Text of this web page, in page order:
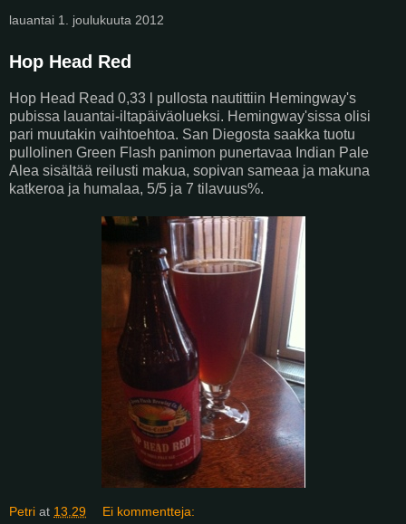
lauantai 1. joulukuuta 2012
Hop Head Red
Hop Head Read 0,33 l pullosta nautittiin Hemingway's
pubissa lauantai-iltapäiväolueksi. Hemingway'sissa olisi
pari muutakin vaihtoehtoa. San Diegosta saakka tuotu
pullolinen Green Flash panimon punertavaa Indian Pale
Alea sisältää reilusti makua, sopivan sameaa ja makuna
katkeroa ja humalaa, 5/5 ja 7 tilavuus%.
Petri at 13.29 Ei kommentteja: